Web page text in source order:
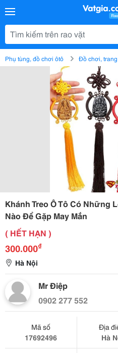
Phụ tùng, đồ chơi ôtô Đồ chơi,
Khánh Treo Ô Tô Có Những
Nào Để Gặp May Mắn
( HẾT HẠN )
300.000₫
Hà Nội
Mr Điệp
0902 277 552
Mã số
17692496
Địa
Hà